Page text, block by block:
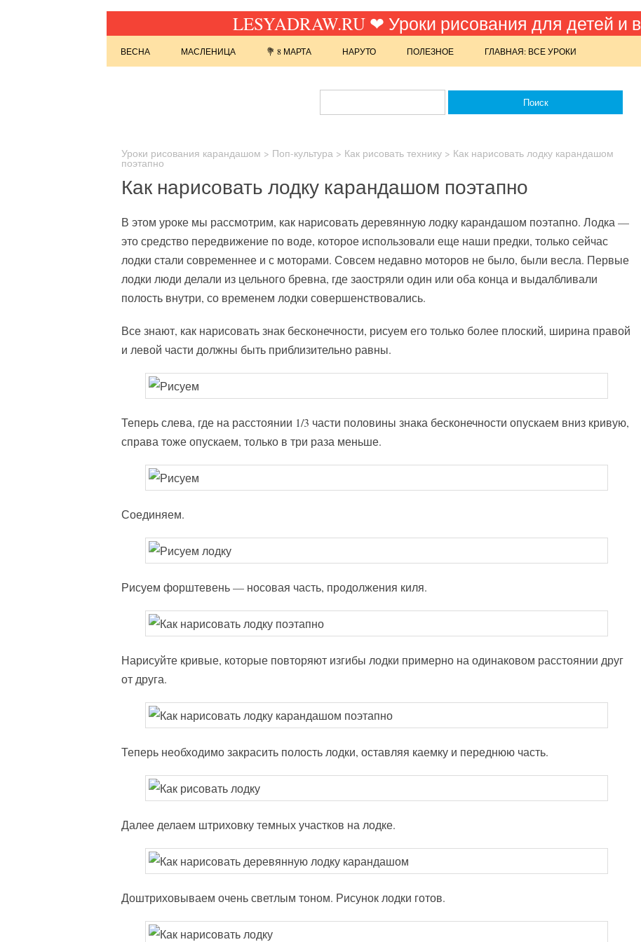
LESYADRAW.RU ❤ Уроки рисования для детей и
ВЕСНА МАСЛЕНИЦА 💐 8 МАРТА НАРУТО ПОЛЕЗНОЕ ГЛАВНАЯ: ВСЕ УРОКИ
Уроки рисования карандашом > Поп-культура > Как рисовать технику > Как нарисовать лодку карандашом
поэтапно
Как нарисовать лодку карандашом поэтапно
В этом уроке мы рассмотрим, как нарисовать деревянную лодку карандашом поэтапно. Лодка —
это средство передвижение по воде, которое использовали еще наши предки, только сейчас
лодки стали современнее и с моторами. Совсем недавно моторов не было, были весла. Первые
лодки люди делали из цельного бревна, где заостряли один или оба конца и выдалбливали
полость внутри, со временем лодки совершенствовались.
Все знают, как нарисовать знак бесконечности, рисуем его только более плоский, ширина правой
и левой части должны быть приблизительно равны.
Теперь слева, где на расстоянии 1/3 части половины знака бесконечности опускаем вниз кривую,
справа тоже опускаем, только в три раза меньше.
Соединяем.
Рисуем форштевень — носовая часть, продолжения киля.
Нарисуйте кривые, которые повторяют изгибы лодки примерно на одинаковом расстоянии друг
от друга.
Теперь необходимо закрасить полость лодки, оставляя каемку и переднюю часть.
Далее делаем штриховку темных участков на лодке.
Доштриховываем очень светлым тоном. Рисунок лодки готов.